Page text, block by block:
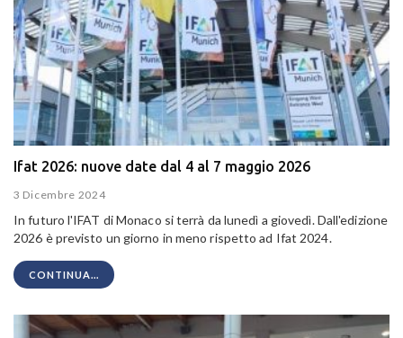
Ifat 2026: nuove date dal 4 al 7 maggio 2026
3 Dicembre 2024
In futuro l'IFAT di Monaco si terrà da lunedì a giovedì. Dall'edizione
2026 è previsto un giorno in meno rispetto ad Ifat 2024.
CONTINUA...